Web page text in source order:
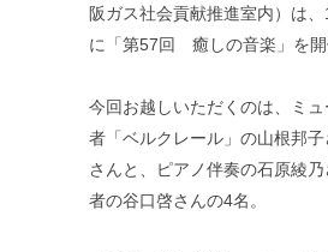
阪ガス社会貢献推進室内）は、
に「第57回 癒しの音楽」を
今回お越しいただくのは、ミ
者「ベルクレール」の山根邦
さんと、ピアノ伴奏の石原綾
者の谷口啓さんの4名。